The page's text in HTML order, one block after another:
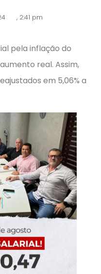
, 2:41 pm
pela inflação do
real. Assim,
em 5,06% a